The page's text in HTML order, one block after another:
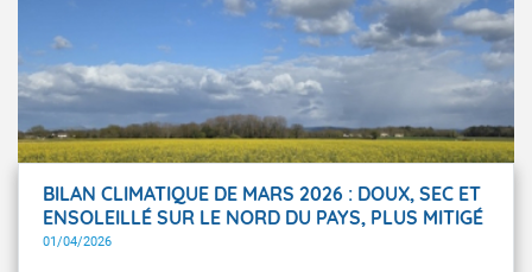
de chaleur, ou des cumuls de précipitations.
BILAN CLIMATIQUE DE MARS 2026 : DOUX, SEC ET
ENSOLEILLÉ SUR LE NORD DU PAYS, PLUS MITIGÉ
AU SUD
01/04/2026